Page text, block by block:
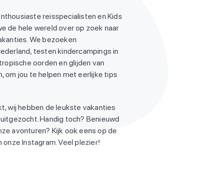
reisspecialisten en Kids
de hele wereld over op zoek naar
We bezoeken
testen kindercampings in
oorden en glijden van
om jou te helpen met eerlijke tips
wij hebben de leukste vakanties
Handig toch? Benieuwd
avonturen? Kijk ook eens op de
onze Instagram. Veel plezier!